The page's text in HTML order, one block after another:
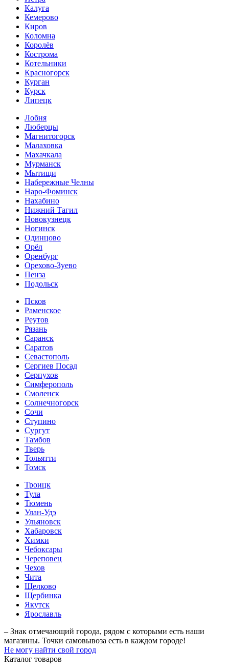
Калуга
Кемерово
Киров
Коломна
Королёв
Кострома
Котельники
Красногорск
Курган
Курск
Липецк
Лобня
Люберцы
Магнитогорск
Малаховка
Махачкала
Мурманск
Мытищи
Набережные Челны
Наро-Фоминск
Нахабино
Нижний Тагил
Новокузнецк
Ногинск
Одинцово
Орёл
Оренбург
Орехово-Зуево
Пенза
Подольск
Псков
Раменское
Реутов
Рязань
Саранск
Саратов
Севастополь
Сергиев Посад
Серпухов
Симферополь
Смоленск
Солнечногорск
Сочи
Ступино
Сургут
Тамбов
Тверь
Тольятти
Томск
Троицк
Тула
Тюмень
Улан-Удэ
Ульяновск
Хабаровск
Химки
Чебоксары
Череповец
Чехов
Чита
Щелково
Щербинка
Якутск
Ярославль
– Знак отмечающий города, рядом с которыми есть наши
магазины. Точки самовывоза есть в каждом городе!
Не могу найти свой город
Каталог товаров